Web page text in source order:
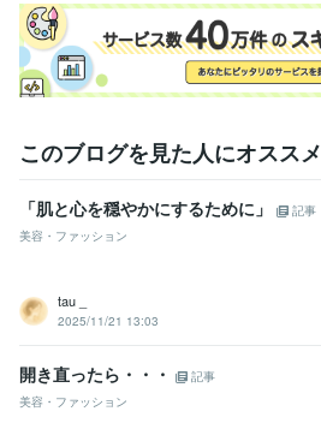
このブログを見た人にオススメ
「肌と心を穏やかにするために」
記事
美容・ファッション
tau _
2025/11/21 13:03
開き直ったら・・・
記事
美容・ファッション